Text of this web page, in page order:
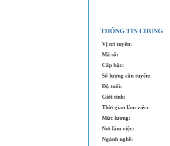
THÔNG TIN CHUNG
Vị trí tuyển:
Mã số:
Cấp bậc:
Số lượng cần tuyển:
Độ tuổi:
Giới tính:
Thời gian làm việc:
Mức lương:
Nơi làm việc:
Ngành nghề: